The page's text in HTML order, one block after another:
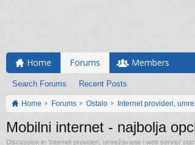
Home Forums
Search Forums Recent Posts
Members
Home Forums Ostalo Internet provideri,
Mobilni internet - najbolja
Discussion in 'Internet provideri, umrežavanje i web servisi'